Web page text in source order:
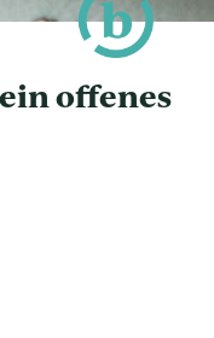
offenes